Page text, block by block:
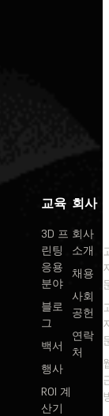
교육
3D 프
린팅
응용
분야
블로
그
백서
행사
ROI 계
산기
회사
회사
소개
채용
사회
공헌
연락
처